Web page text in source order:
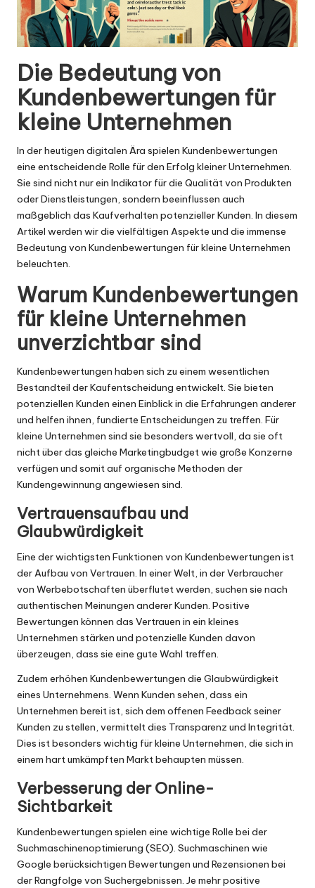
Die Bedeutung von
Kundenbewertungen für
kleine Unternehmen
In der heutigen digitalen Ära spielen Kundenbewertungen
eine entscheidende Rolle für den Erfolg kleiner Unternehmen.
Sie sind nicht nur ein Indikator für die Qualität von Produkten
oder Dienstleistungen, sondern beeinflussen auch
maßgeblich das Kaufverhalten potenzieller Kunden. In diesem
Artikel werden wir die vielfältigen Aspekte und die immense
Bedeutung von Kundenbewertungen für kleine Unternehmen
beleuchten.
Warum Kundenbewertungen
für kleine Unternehmen
unverzichtbar sind
Kundenbewertungen haben sich zu einem wesentlichen
Bestandteil der Kaufentscheidung entwickelt. Sie bieten
potenziellen Kunden einen Einblick in die Erfahrungen anderer
und helfen ihnen, fundierte Entscheidungen zu treffen. Für
kleine Unternehmen sind sie besonders wertvoll, da sie oft
nicht über das gleiche Marketingbudget wie große Konzerne
verfügen und somit auf organische Methoden der
Kundengewinnung angewiesen sind.
Vertrauensaufbau und
Glaubwürdigkeit
Eine der wichtigsten Funktionen von Kundenbewertungen ist
der Aufbau von Vertrauen. In einer Welt, in der Verbraucher
von Werbebotschaften überflutet werden, suchen sie nach
authentischen Meinungen anderer Kunden. Positive
Bewertungen können das Vertrauen in ein kleines
Unternehmen stärken und potenzielle Kunden davon
überzeugen, dass sie eine gute Wahl treffen.
Zudem erhöhen Kundenbewertungen die Glaubwürdigkeit
eines Unternehmens. Wenn Kunden sehen, dass ein
Unternehmen bereit ist, sich dem offenen Feedback seiner
Kunden zu stellen, vermittelt dies Transparenz und Integrität.
Dies ist besonders wichtig für kleine Unternehmen, die sich in
einem hart umkämpften Markt behaupten müssen.
Verbesserung der Online-
Sichtbarkeit
Kundenbewertungen spielen eine wichtige Rolle bei der
Suchmaschinenoptimierung (SEO). Suchmaschinen wie
Google berücksichtigen Bewertungen und Rezensionen bei
der Rangfolge von Suchergebnissen. Je mehr positive